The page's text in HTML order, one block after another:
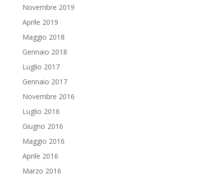
Novembre 2019
Aprile 2019
Maggio 2018
Gennaio 2018
Luglio 2017
Gennaio 2017
Novembre 2016
Luglio 2016
Giugno 2016
Maggio 2016
Aprile 2016
Marzo 2016